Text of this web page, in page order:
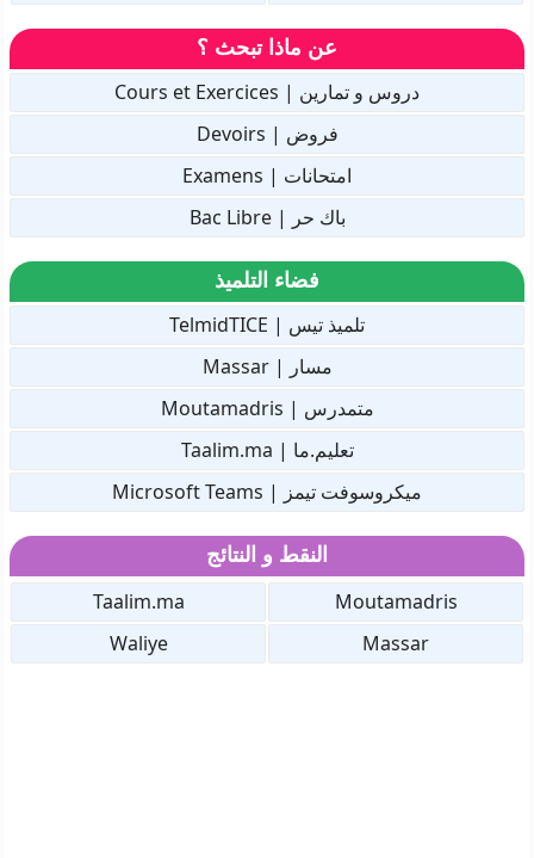
عن ماذا تبحث ؟
دروس و تمارين | Cours et Exercices
فروض | Devoirs
امتحانات | Examens
باك حر | Bac Libre
فضاء التلميذ
تلميذ تيس | TelmidTICE
مسار | Massar
متمدرس | Moutamadris
تعليم.ما | Taalim.ma
ميكروسوفت تيمز | Microsoft Teams
النقط و النتائج
Moutamadris
Taalim.ma
Massar
Waliye